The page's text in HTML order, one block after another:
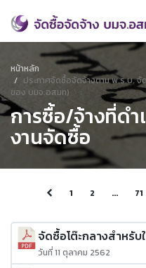
หน้าหลัก
ประกาศจัดซื้อจัดจ้างตาม พ.ร.บ. จั
ของ บมจ.อสมท)
การซื้อ/จ้างที่ด
งานจัดซื้อ
1 2 ... 71
จัดซื้อโต๊ะกลางสำหรั
วันที่ 11 ตุลาคม 2562